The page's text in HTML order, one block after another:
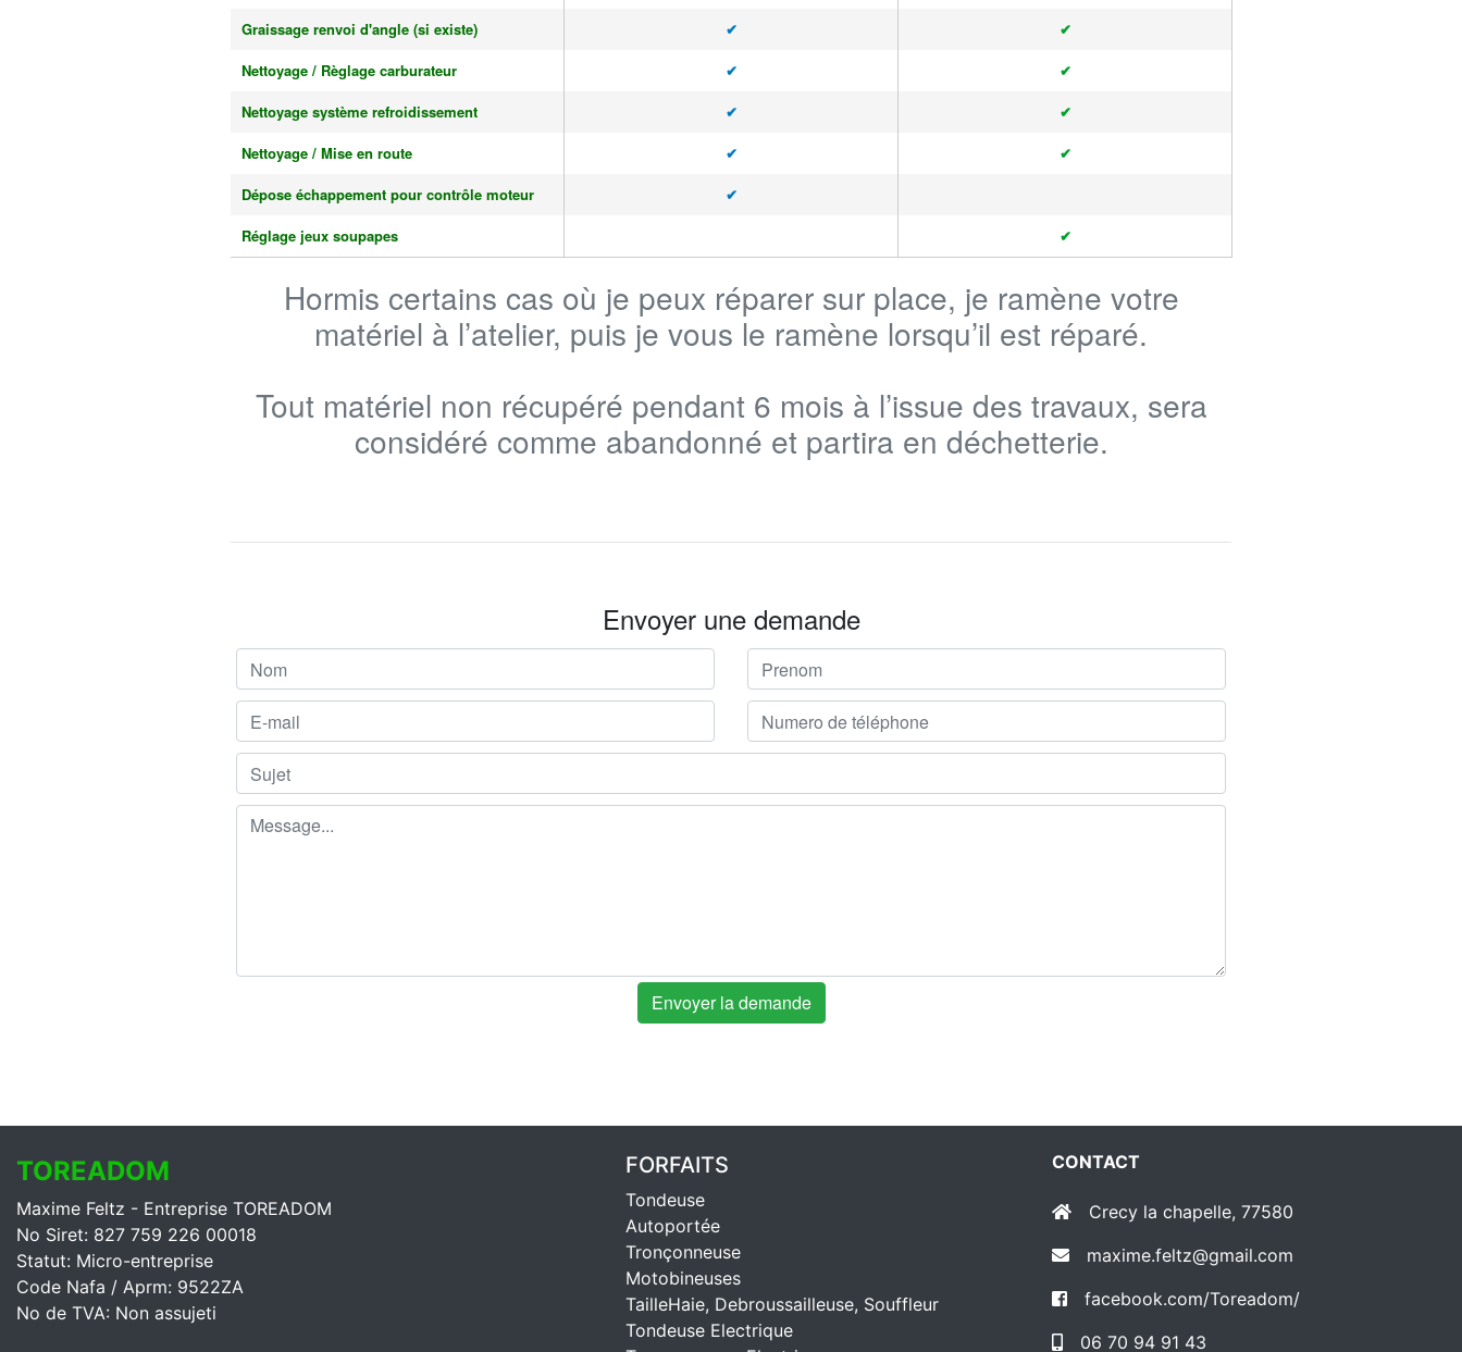
Graissage renvoi d'angle (si existe)
✔
✔
Nettoyage / Règlage carburateur
✔
✔
Nettoyage système refroidissement
✔
✔
Nettoyage / Mise en route
✔
✔
Dépose échappement pour contrôle moteur
✔
Réglage jeux soupapes
✔
Hormis certains cas où je peux réparer sur place, je ramène votre
matériel à l’atelier, puis je vous le ramène lorsqu’il est réparé.
Tout matériel non récupéré pendant 6 mois à l’issue des travaux, sera
considéré comme abandonné et partira en déchetterie.
Envoyer une demande
TOREADOM
Maxime Feltz - Entreprise TOREADOM
No Siret: 827 759 226 00018
Statut: Micro-entreprise
Code Nafa / Aprm: 9522ZA
No de TVA: Non assujeti
FORFAITS
Tondeuse
Autoportée
Tronçonneuse
Motobineuses
TailleHaie, Debroussailleuse, Souffleur
Tondeuse Electrique
CONTACT
Crecy la chapelle, 77580
maxime.feltz@gmail.com
facebook.com/Toreadom/
06 70 94 91 43